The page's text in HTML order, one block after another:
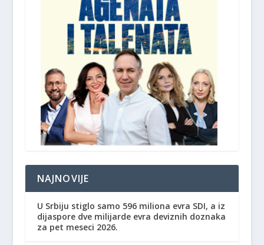
NAJNOVIJE
U Srbiju stiglo samo 596 miliona evra SDI, a iz
dijaspore dve milijarde evra deviznih doznaka
za pet meseci 2026.